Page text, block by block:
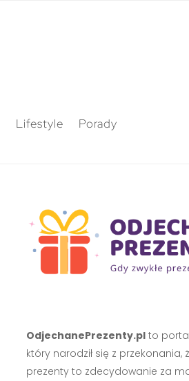
Lifestyle Porady
OdjechanePrezenty.plto
który narodził się z przekonania,
prezenty to zdecydowanie za